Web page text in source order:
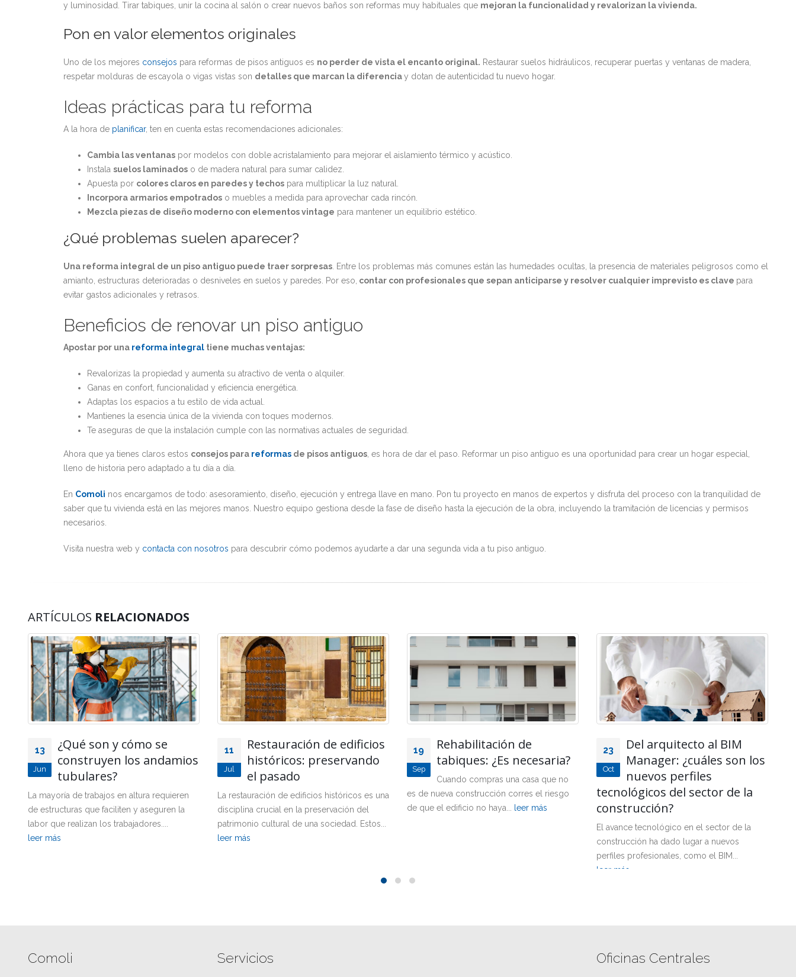
y luminosidad. Tirar tabiques, unir la cocina al salón o crear nuevos baños son reformas muy habituales que mejoran la funcionalidad y revalorizan la vivienda.
Pon en valor elementos originales
Uno de los mejores consejos para reformas de pisos antiguos es no perder de vista el encanto original. Restaurar suelos hidráulicos, recuperar puertas y ventanas de madera,
respetar molduras de escayola o vigas vistas son detalles que marcan la diferenciay dotan de autenticidad tu nuevo hogar.
Ideas prácticas para tu reforma
A la hora de planificar, ten en cuenta estas recomendaciones adicionales:
Cambia las ventanas por modelos con doble acristalamiento para mejorar el aislamiento térmico y acústico.
Instala suelos laminados o de madera natural para sumar calidez.
Apuesta por colores claros en paredes y techos para multiplicar la luz natural.
Incorpora armarios empotrados o muebles a medida para aprovechar cada rincón.
Mezcla piezas de diseño moderno con elementos vintage para mantener un equilibrio estético.
¿Qué problemas suelen aparecer?
Una reforma integral de un piso antiguo puede traer sorpresas . Entre los problemas más comunes están las humedades ocultas, la presencia de materiales peligrosos como el
amianto, estructuras deterioradas o desniveles en suelos y paredes. Por eso, contar con profesionales que sepan anticiparse y resolver cualquier imprevisto es clave para
evitar gastos adicionales y retrasos.
Beneficios de renovar un piso antiguo
Apostar por una reforma integral tiene muchas ventajas:
Revalorizas la propiedad y aumenta su atractivo de venta o alquiler.
Ganas en confort, funcionalidad y eficiencia energética.
Adaptas los espacios a tu estilo de vida actual.
Mantienes la esencia única de la vivienda con toques modernos.
Te aseguras de que la instalación cumple con las normativas actuales de seguridad.
Ahora que ya tienes claros estos consejos para reformas de pisos antiguos , es hora de dar el paso. Reformar un piso antiguo es una oportunidad para crear un hogar especial,
lleno de historia pero adaptado a tu día a día.
En Comoli nos encargamos de todo: asesoramiento, diseño, ejecución y entrega llave en mano. Pon tu proyecto en manos de expertos y disfruta del proceso con la tranquilidad de
saber que tu vivienda está en las mejores manos. Nuestro equipo gestiona desde la fase de diseño hasta la ejecución de la obra, incluyendo la tramitación de licencias y permisos
necesarios.
Visita nuestra web y contacta con nosotros para descubrir cómo podemos ayudarte a dar una segunda vida a tu piso antiguo.
ARTÍCULOS RELACIONADOS
13
Jun
¿Qué son y cómo se
construyen los andamios
tubulares?
La mayoría de trabajos en altura requieren
de estructuras que faciliten y aseguren la
labor que realizan los trabajadores....
leer más
11
Jul
Restauración de edificios
históricos: preservando
el pasado
La restauración de edificios históricos es una
disciplina crucial en la preservación del
patrimonio cultural de una sociedad. Estos...
leer más
19
Sep
Rehabilitación de
tabiques: ¿Es necesaria?
Cuando compras una casa que no
es de nueva construcción corres el riesgo
de que el edificio no haya...
leer más
23
Oct
Del arquitecto al BIM
Manager: ¿cuáles son los
nuevos perfiles
tecnológicos del sector de la
construcción?
El avance tecnológico en el sector de la
construcción ha dado lugar a nuevos
perfiles profesionales, como el BIM...
leer más